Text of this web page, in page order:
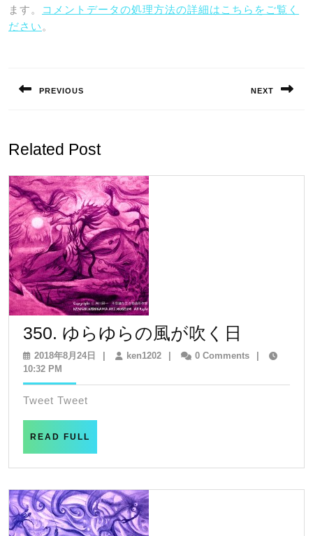
ます。
コメントデータの処理方法の詳細はこちらをご覧く
ださい 。
ナ
ゲ
ー
シ
ョ
ン
PREVIOUS NEXT
Related Post
350. ゆらゆらの風が吹く日
ゆ
2018年8月24日
2018
日
ken1202ken12020 Comments
10:32 PM
Tweet Tweet
READ FULL